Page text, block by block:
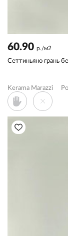
60.90 р./м2
Сеттиньяно грань
Kerama Marazzi